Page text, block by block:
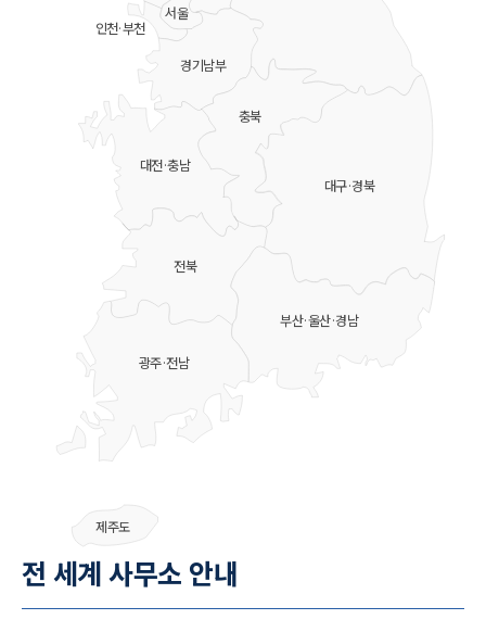
그룹소개
대륜의 강점
오시는 길
충북
대전·충남
대구·경북
부산·울산·경남
전북
광주·전남
제주도
경기남부
서울
인천·부천
전 세계 사무소 안내